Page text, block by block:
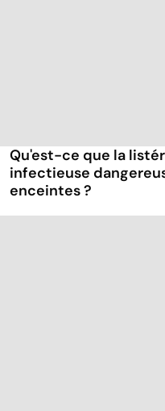
Qu'est-ce que la
infectieuse
enceintes ?